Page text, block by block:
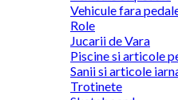
Vehicule fara
Role
Jucarii de Vara
Piscine si articole
Sanii si articole
Trotinete